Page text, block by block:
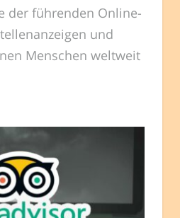
der führenden Online-
und
Menschen weltweit